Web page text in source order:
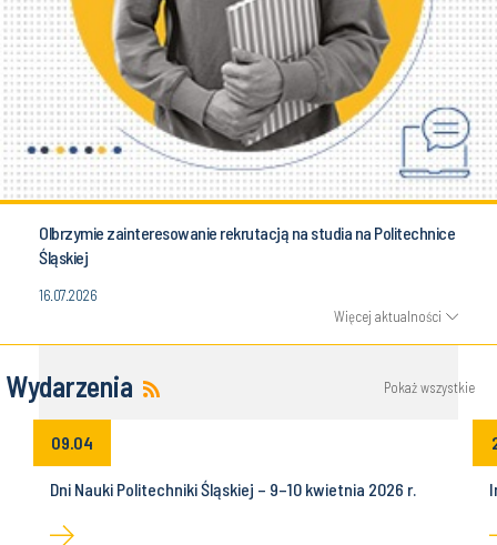
Olbrzymie zainteresowanie rekrutacją na studia na Politechnice
Śląskiej
16.07.2026
Więcej aktualności
Wydarzenia Pokaż wszystkie
09.04
Dni Nauki Politechniki Śląskiej – 9–10 kwietnia 2026 r.